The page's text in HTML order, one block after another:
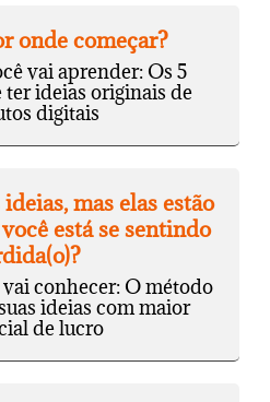
onde começar?
vai aprender: Os 5
ter ideias originais de
digitais
mas elas estão
está se sentindo
conhecer: O método
ideias com maior
de lucro